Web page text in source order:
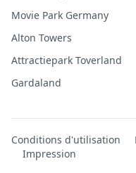
Movie Park Germany
Alton Towers
Attractiepark Toverland
Gardaland
Conditions d'utilisation
Impression